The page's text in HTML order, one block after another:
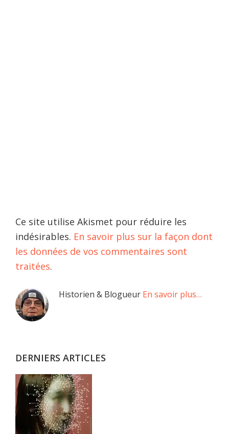
Ce site utilise Akismet pour réduire les
indésirables. En savoir plus sur la façon dont
les données de vos commentaires sont
traitées.
Barre
latérale
Historien & Blogueur En savoir plus…
DERNIERS ARTICLES